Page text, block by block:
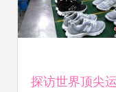
探访世界顶尖